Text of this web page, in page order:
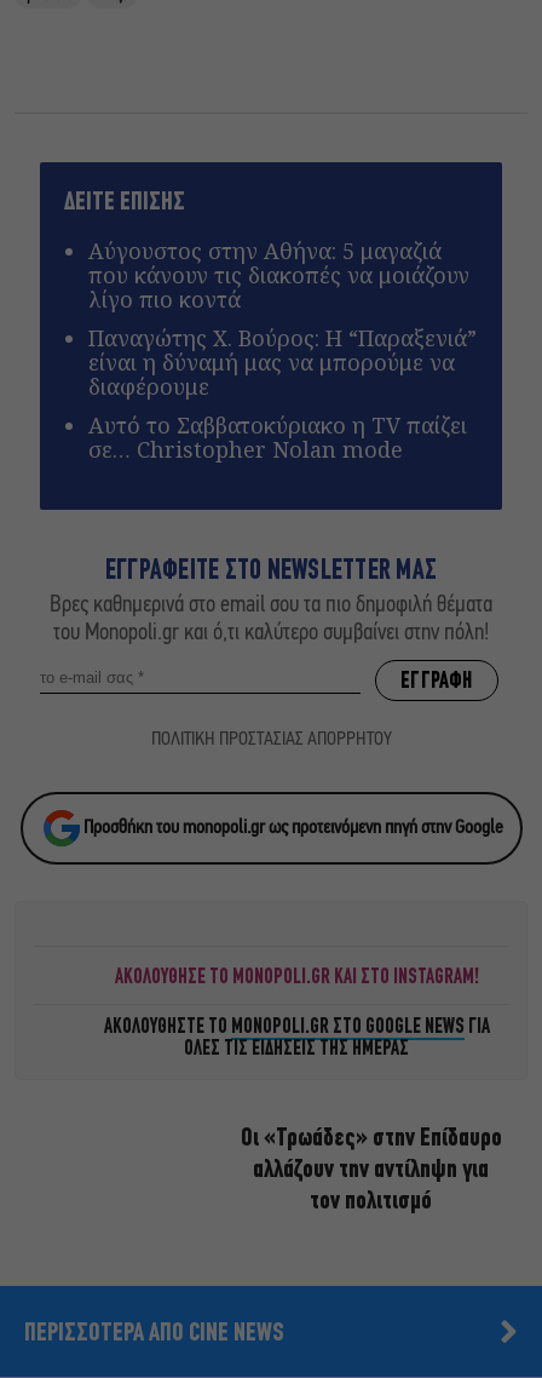
ΔΕΙΤΕ ΕΠΙΣΗΣ
Αύγουστος στην Αθήνα: 5 μαγαζιά
που κάνουν τις διακοπές να μοιάζουν
λίγο πιο κοντά
Παναγώτης Χ. Βούρος: Η “Παραξενιά”
είναι η δύναμή μας να μπορούμε να
διαφέρουμε
Αυτό το Σαββατοκύριακο η TV παίζει
σε… Christopher Nolan mode
ΕΓΓΡΑΦΕΙΤΕ ΣΤΟ NEWSLETTER ΜΑΣ
Βρες καθημερινά στο email σου τα πιο δημοφιλή θέματα
του Monopoli.gr και ό,τι καλύτερο συμβαίνει στην πόλη!
ΠΟΛΙΤΙΚΗ ΠΡΟΣΤΑΣΙΑΣ ΑΠΟΡΡΗΤΟΥ
Προσθήκη του monopoli.gr ως προτεινόμενη πηγή στην Google
ΑΚΟΛΟΥΘΗΣΕ ΤΟ MONOPOLI.GR ΚΑΙ ΣΤΟ INSTAGRAM!
ΑΚΟΛΟΥΘΗΣΤΕ ΤΟ MONOPOLI.GR ΣΤΟ GOOGLE NEWS ΓΙΑ
ΟΛΕΣ ΤΙΣ ΕΙΔΗΣΕΙΣ ΤΗΣ ΗΜΕΡΑΣ
Οι «Τρωάδες» στην Επίδαυρο
αλλάζουν την αντίληψη για
τον πολιτισμό
ΠΕΡΙΣΣΟΤΕΡΑ ΑΠΟ CINE NEWS